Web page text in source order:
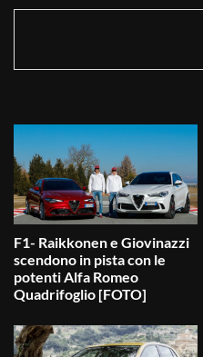
F1- Raikkonen e Giovinazzi
scendono in pista con le
potenti Alfa Romeo
Quadrifoglio [FOTO]